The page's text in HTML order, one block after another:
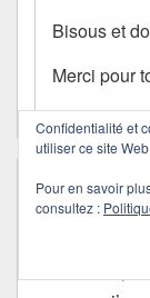
Bisous et
Merci pour
le
Confidentialité et
utiliser ce site
Pour en savoir
consultez :